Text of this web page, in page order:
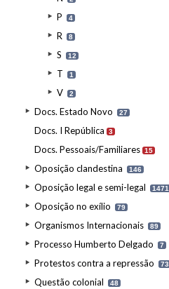
P 4
R 8
S 12
T 1
V 2
Docs. Estado Novo 27
Docs. I República 3
Docs. Pessoais/Familiares 15
Oposição clandestina 146
Oposição legal e semi-legal 1471
Oposição no exílio 79
Organismos Internacionais 89
Processo Humberto Delgado 7
Protestos contra a repressão 73
Questão colonial 48